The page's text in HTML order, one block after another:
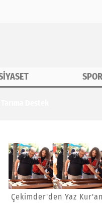
SPOR
Çekimder'den Yaz